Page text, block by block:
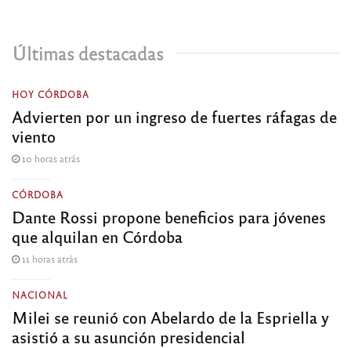
Últimas destacadas
HOY CÓRDOBA
Advierten por un ingreso de fuertes ráfagas de
viento
10 horas atrás
CÓRDOBA
Dante Rossi propone beneficios para jóvenes
que alquilan en Córdoba
11 horas atrás
NACIONAL
Milei se reunió con Abelardo de la Espriella y
asistió a su asunción presidencial